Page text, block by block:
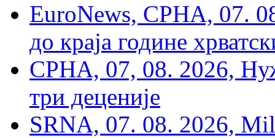
EuroNews, СРНА, 07.
до краја године
СРНА, 07, 08. 2026,
три деценије
SRNA, 07. 08. 2026,